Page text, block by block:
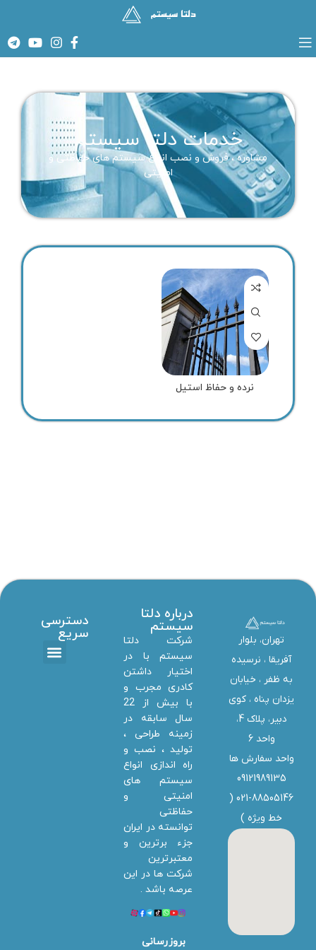
خدمات دلتا سیستم
مشاوره ، فروش و نصب انواع سیستم های حفاظتی و
امنیتی
نرده و حفاظ استیل
تهران، بلوار
آفریقا ، نرسیده
به ظفر ،‌ خیابان
یزدان پناه ، کوی
دبیر، پلاک 4،
واحد 6
واحد سفارش ها
09121989135
021-88505146 (
خط ویژه )
درباره دلتا
سیستم
شرکت دلتا
سیستم با در
اختیار داشتن
کادری مجرب و
با بیش از 22
سال سابقه در
زمینه طراحی ،
تولید ، نصب و
راه اندازی انواع
سیستم های
امنیتی و
حفاظتی
توانسته در ایران
جزء برترین و
معتبرترین
شرکت ها در این
عرصه باشد .
بروزرسانی
دسترسی
سریع